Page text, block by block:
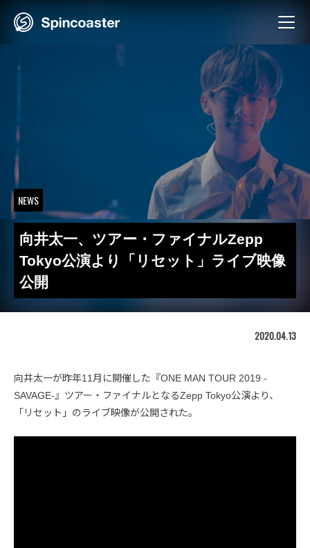
NEWS
向井太一、ツアー・ファイナルZepp
Tokyo公演より「リセット」ライブ映像
公開
2020.04.13
向井太一が昨年11月に開催した『ONE MAN TOUR 2019 -
SAVAGE-』ツアー・ファイナルとなるZepp Tokyo公演より、
「リセット」のライブ映像が公開された。